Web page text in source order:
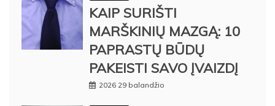
KAIP SURIŠTI
MARŠKINIŲ MAZGĄ: 10
PAPRASTŲ BŪDŲ
PAKEISTI SAVO ĮVAIZDĮ
2026 29 balandžio